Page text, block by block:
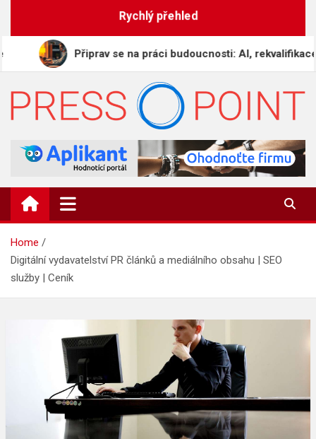
Rychlý přehled
Připrav se na práci budoucnosti: AI, rekvalifikace a
PRESS-POINT.CZ
Home
Digitální vydavatelství PR článků a mediálního obsahu | SEO
služby | Ceník